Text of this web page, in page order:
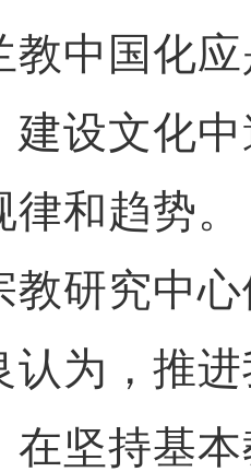
教中国化
建设文化
和趋势。
研究中心
认为，推
在坚持基